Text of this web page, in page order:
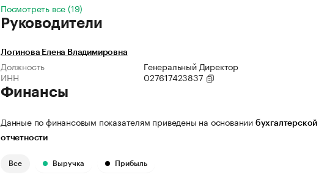
Посмотреть все (19)
Руководители
Логинова Елена Владимировна
Должность
Генеральный Директор
ИНН
027617423837
Финансы
Данные по финансовым показателям приведены на основании бухгалтерской
отчетности
Все Выручка Прибыль